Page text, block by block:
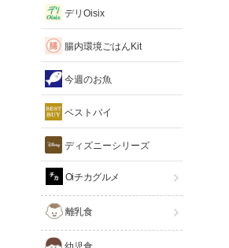
デリOisix
腸内環境ごはんKit
今週のお魚
ベストバイ
ディズニーシリーズ
Oiチカグルメ
離乳食